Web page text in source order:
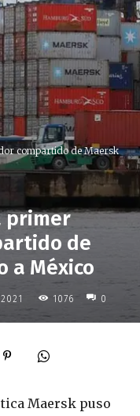
compartido de Maersk
primer
de
a México
1076 0
Maersk puso